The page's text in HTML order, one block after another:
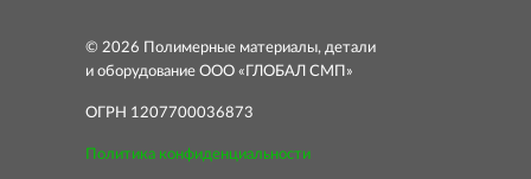
© 2026 Полимерные материалы, детали
и оборудование ООО «ГЛОБАЛ СМП»
ОГРН 1207700036873
Политика конфиденциальности